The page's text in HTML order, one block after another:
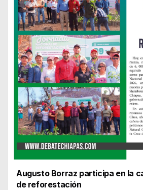
Augusto Borraz participa en la
de reforestación